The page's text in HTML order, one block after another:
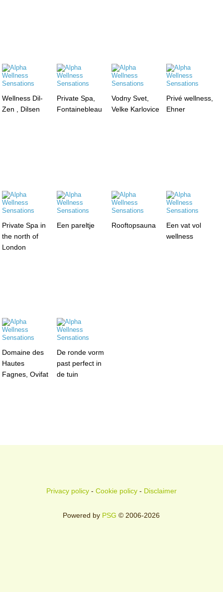
Wellness Dil-
Zen , Dilsen
Private Spa,
Fontainebleau
Vodny Svet,
Velke Karlovice
Privé wellness,
Ehner
Private Spa in
the north of
London
Een pareltje Rooftopsauna
Een vat vol
wellness
Domaine des
Hautes
Fagnes, Ovifat
De ronde vorm
past perfect in
de tuin
Privacy policy- Cookie policy- Disclaimer
Powered by PSG © 2006-2026